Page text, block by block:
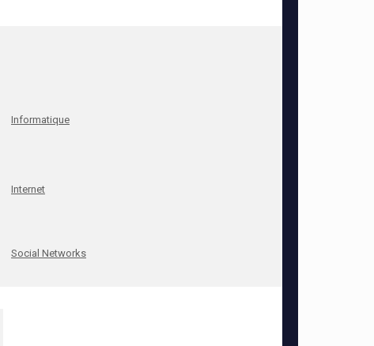
Informatique
Internet
Social Networks